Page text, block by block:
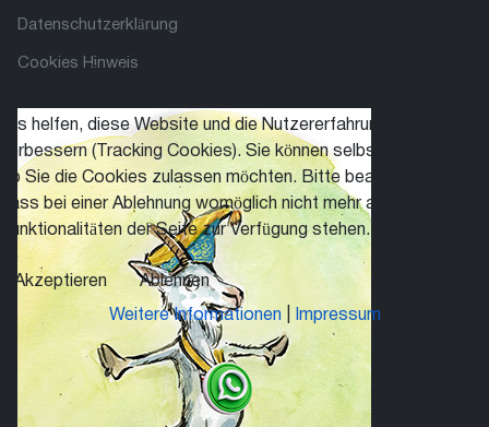
Datenschutzerklärung
Cookies Hinweis
uns helfen, diese Website und die Nutzererfahrung zu
verbessern (Tracking Cookies). Sie können selbst entscheiden,
ob Sie die Cookies zulassen möchten. Bitte beachten Sie,
dass bei einer Ablehnung womöglich nicht mehr alle
Funktionalitäten der Seite zur Verfügung stehen.
Akzeptieren Ablehnen
Weitere Informationen Impressum